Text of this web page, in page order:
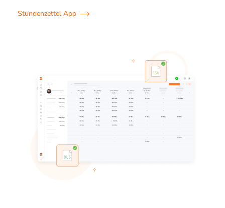
Stundenzettel App